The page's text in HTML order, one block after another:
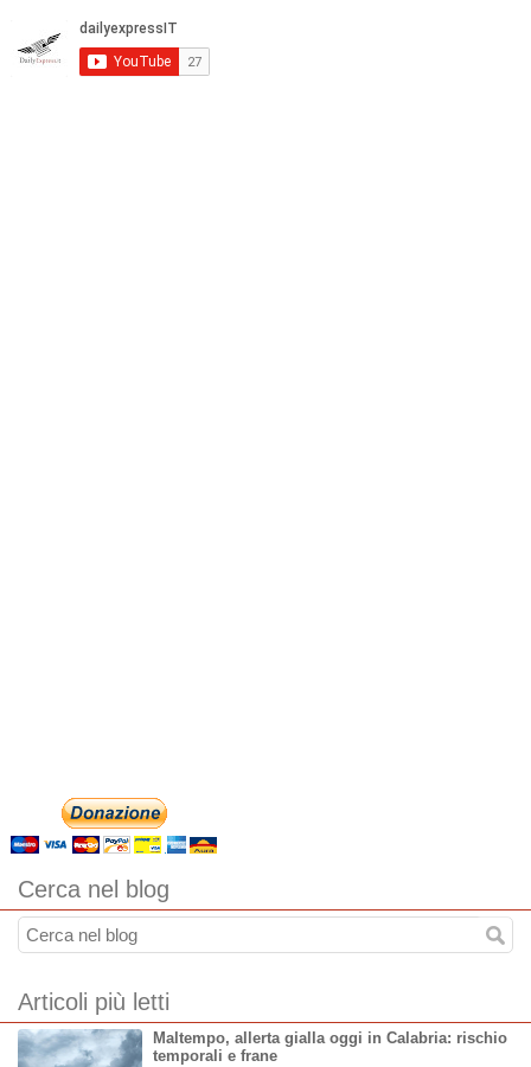
Cerca nel blog
Articoli più letti
Maltempo, allerta gialla oggi in Calabria: rischio
temporali e frane